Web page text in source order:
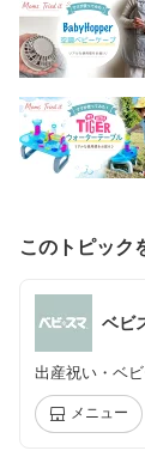
このトピック
ベビ
出産祝い・ベ
メニュー